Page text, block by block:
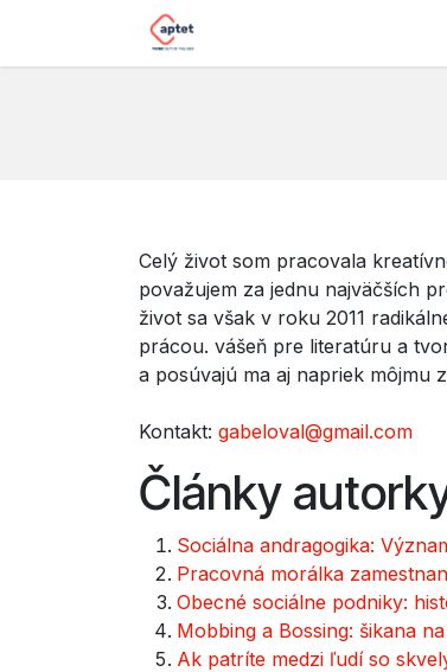
Celý život som pracovala
považujem za jednu najväčších
život sa však v roku 2011
prácou. vášeň pre literatúru a
a posúvajú ma aj napriek môjmu
Kontakt: gabeloval@gmail.com
Články
Sociálna andragogika:
Pracovná morálka
Obecné sociálne podniky:
Mobbing a Bossing: šikana
Ak patríte medzi ľudí so